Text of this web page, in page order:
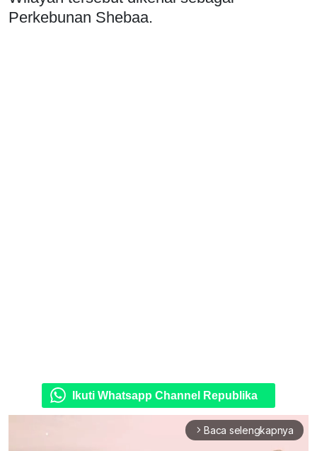
Perkebunan Shebaa.
Ikuti Whatsapp Channel Republika
arrow_forward_ios Baca selengkapnya